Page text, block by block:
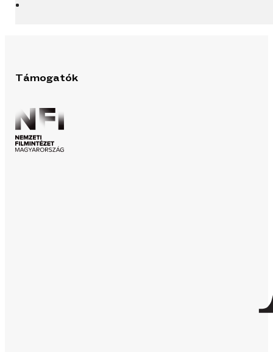
Támogatók